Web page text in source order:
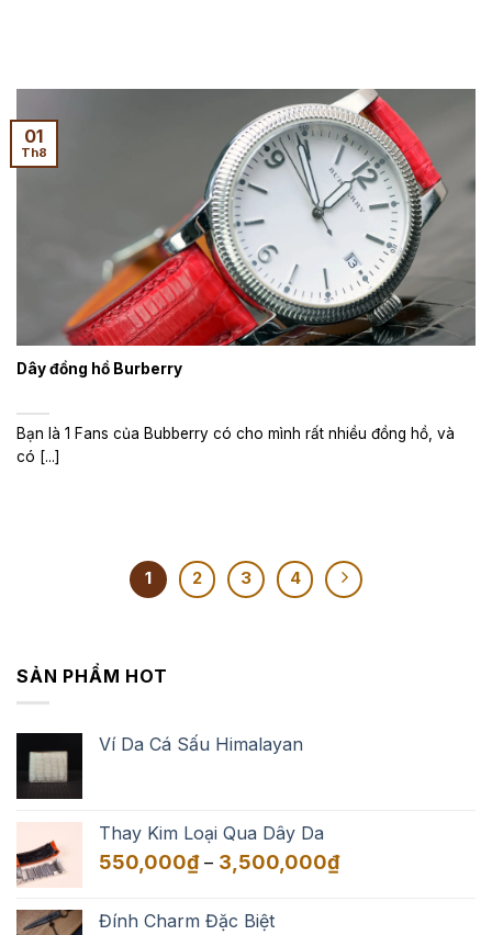
Dây đồng hồ Burberry
Bạn là 1 Fans của Bubberry có cho mình rất nhiều đồng hồ, và
có [...]
01
Th8
1 2 3 4
SẢN PHẨM HOT
Ví Da Cá Sấu Himalayan
Thay Kim Loại Qua Dây Da
550,000₫ – 3,500,000₫Khoảng
Đính Charm Đặc Biệt